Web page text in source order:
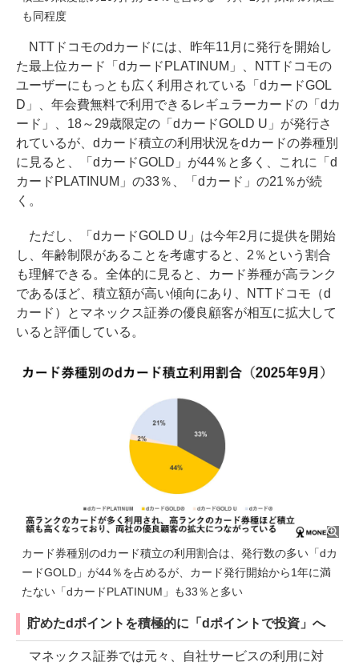
も同程度
NTTドコモのdカードには、昨年11月に発行を開始し
た最上位カード「dカードPLATINUM」、NTTドコモの
ユーザーにもっとも広く利用されている「dカードGOL
D」、年会費無料で利用できるレギュラーカードの「dカ
ード」、18～29歳限定の「dカードGOLD U」が発行さ
れているが、dカード積立の利用状況をdカードの券種別
に見ると、「dカードGOLD」が44％と多く、これに「d
カードPLATINUM」の33％、「dカード」の21％が続
く。
ただし、「dカードGOLD U」は今年2月に提供を開始
し、年齢制限があることを考慮すると、2％という割合
も理解できる。全体的に見ると、カード券種が高ランク
であるほど、積立額が高い傾向にあり、NTTドコモ（d
カード）とマネックス証券の優良顧客が相互に拡大して
いると評価している。
カード券種別のdカード積立の利用割合は、発行数の多い「dカ
ードGOLD」が44％を占めるが、カード発行開始から1年に満
たない「dカードPLATINUM」も33％と多い
貯めたdポイントを積極的に「dポイントで投資」へ
マネックス証券では元々、自社サービスの利用に対